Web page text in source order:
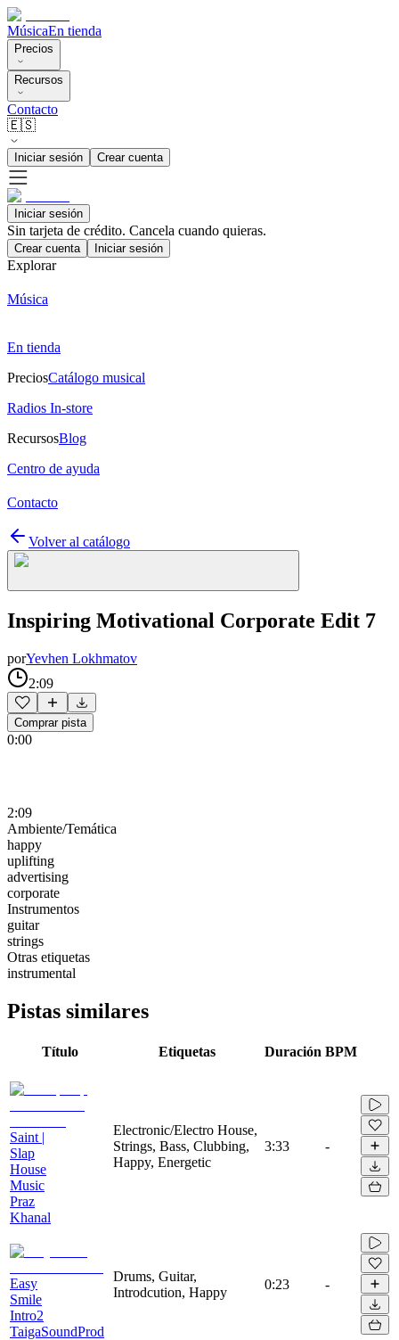
MúsicaEn tienda
Precios
Recursos
Contacto
🇪🇸
Iniciar sesión Crear cuenta
Iniciar sesión
Sin tarjeta de crédito. Cancela cuando quieras.
Crear cuenta Iniciar sesión
Explorar
Música
En tienda
PreciosCatálogo musical
Radios In-store
RecursosBlog
Centro de ayuda
Contacto
Volver al catálogo
Inspiring Motivational Corporate Edit 7
porYevhen Lokhmatov
2:09
Comprar pista
0:00
2:09
Ambiente/Temática
happy
uplifting
advertising
corporate
Instrumentos
guitar
strings
Otras etiquetas
instrumental
Pistas similares
Título Etiquetas Duración BPM
Saint |
Slap
House
Music
Praz
Khanal
Electronic/Electro House,
Strings, Bass, Clubbing,
Happy, Energetic
3:33 -
Easy
Smile
Intro2
TaigaSoundProd
Drums, Guitar,
Introdcution, Happy
0:23 -